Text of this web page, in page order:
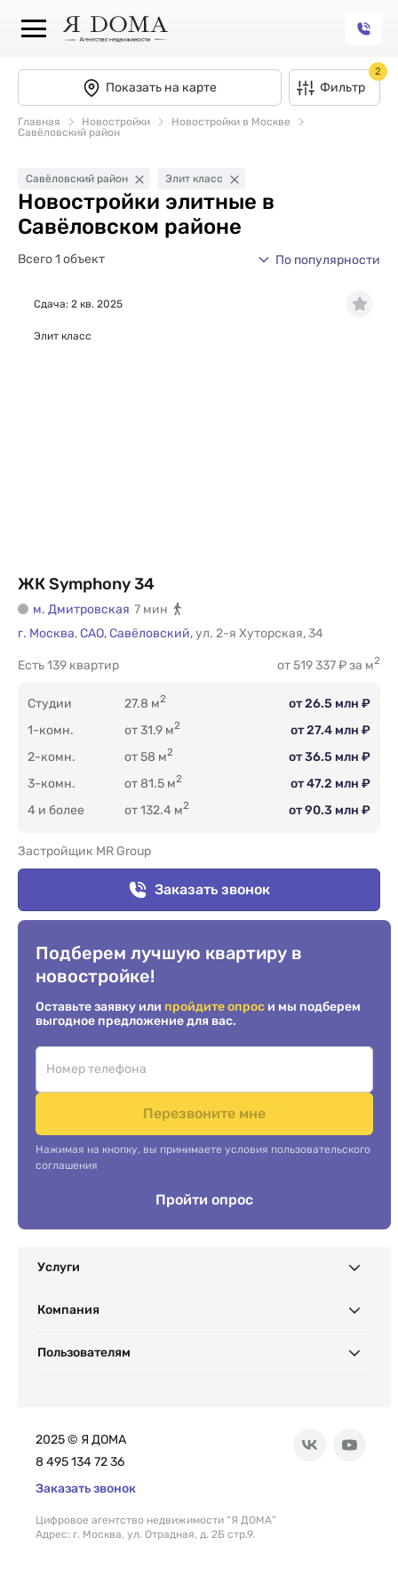
Показать на карте Фильтр
2
Главная Новостройки
Новостройки в Москве
Савёловский район
Савёловский район Элит класс
Новостройки элитные в
Савёловском районе
Всего 1 объект По популярности
ЖК Symphony 34
м. Дмитровская 7 мин
г. Москва,САО,Савёловский,ул. 2-я Хуторская,34
139 квартир
Есть от 519 337 ₽ за м2
Студии 27.8 м2
от 26.5 млн ₽
1-комн.
от 31.9 м2
от 27.4 млн ₽
2-комн.
от 58 м2
от 36.5 млн ₽
3-комн.
от 81.5 м2
от 47.2 млн ₽
4 и более
от 132.4 м2 от 90.3 млн ₽
Застройщик MR Group
Заказать звонок
Сдача: 2 кв. 2025
Элит класс
Подберем лучшую квартиру в
новостройке!
Оставьте заявку или пройдите опрос и мы подберем
выгодное предложение для вас.
Перезвоните мне
Нажимая на кнопку, вы принимаете условия пользовательского
соглашения
Пройти опрос
Услуги
Компания
Пользователям
2025 © Я ДОМА
8 495 134 72 36
Заказать звонок
Цифровое агентство недвижимости “Я ДОМА”
Адрес: г. Москва, ул. Отрадная, д. 2Б стр.9.